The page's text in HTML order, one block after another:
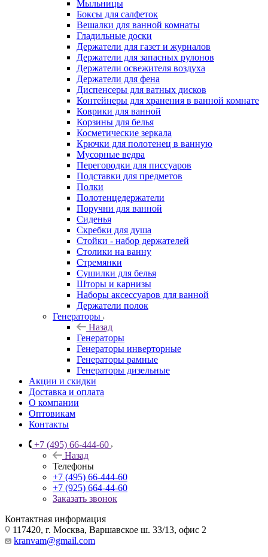
Мыльницы
Боксы для салфеток
Вешалки для ванной комнаты
Гладильные доски
Держатели для газет и журналов
Держатели для запасных рулонов
Держатели освежителя воздуха
Держатели для фена
Диспенсеры для ватных дисков
Контейнеры для хранения в ванной комнате
Коврики для ванной
Корзины для белья
Косметические зеркала
Крючки для полотенец в ванную
Мусорные ведра
Перегородки для писсуаров
Подставки для предметов
Полки
Полотенцедержатели
Поручни для ванной
Сиденья
Скребки для душа
Стойки - набор держателей
Столики на ванну
Стремянки
Сушилки для белья
Шторы и карнизы
Наборы аксессуаров для ванной
Держатели полок
Генераторы
Назад
Генераторы
Генераторы инверторные
Генераторы рамные
Генераторы дизельные
Акции и скидки
Доставка и оплата
О компании
Оптовикам
Контакты
+7 (495) 66-444-60
Назад
Телефоны
+7 (495) 66-444-60
+7 (925) 664-44-60
Заказать звонок
Контактная информация
117420, г. Москва, Варшавское ш. 33/13, офис 2
kranvam@gmail.com